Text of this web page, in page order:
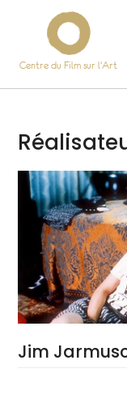
Centre du Film sur l’Art
Jim